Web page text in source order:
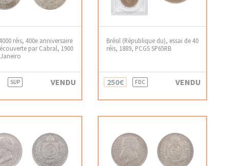
réis, 400e anniversaire
par Cabral, 1900
SUP VENDU
Brésil (République du), essai de 40
réis, 1889, PCGS SP65RB
250€ FDC VENDU